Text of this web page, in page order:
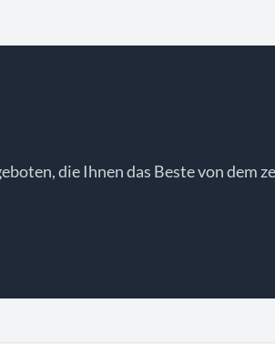
die Ihnen das Beste von dem